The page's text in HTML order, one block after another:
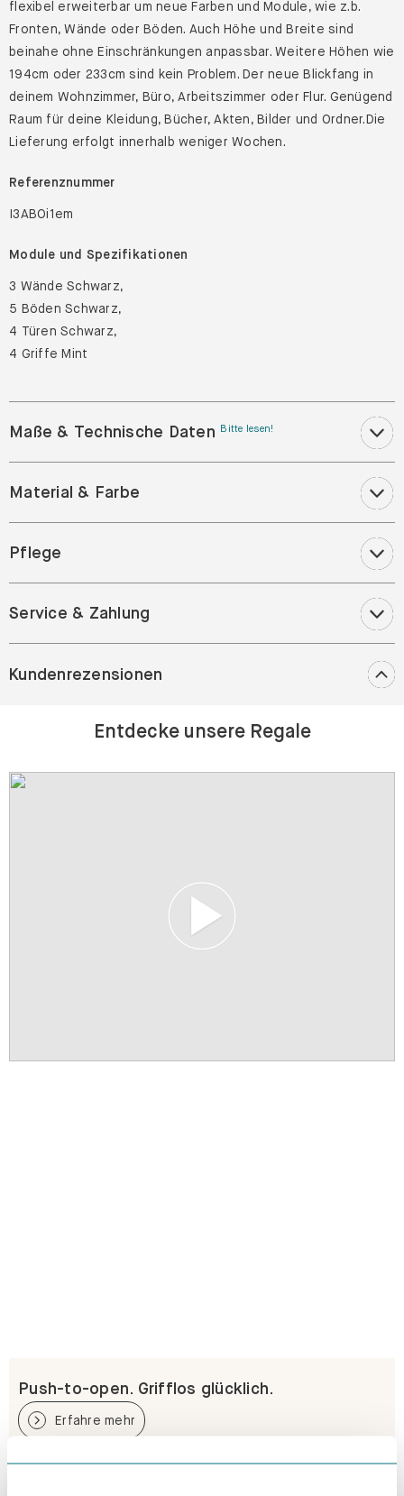
flexibel erweiterbar um neue Farben und Module, wie z.b.
Fronten, Wände oder Böden. Auch Höhe und Breite sind
beinahe ohne Einschränkungen anpassbar. Weitere Höhen wie
194cm oder 233cm sind kein Problem. Der neue Blickfang in
deinem Wohnzimmer, Büro, Arbeitszimmer oder Flur. Genügend
Raum für deine Kleidung, Bücher, Akten, Bilder und Ordner.Die
Lieferung erfolgt innerhalb weniger Wochen.
Referenznummer
I3ABOi1em
Module und Spezifikationen
3 Wände Schwarz,
5 Böden Schwarz,
4 Türen Schwarz,
4 Griffe Mint
Maße & Technische Daten Bitte lesen!
Material & Farbe
Pflege
Service & Zahlung
Kundenrezensionen
Entdecke unsere Regale
Push-to-open. Grifflos glücklich.
Erfahre mehr